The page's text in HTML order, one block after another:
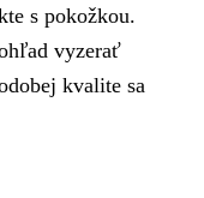
s pokožkou.
vyzerať
kvalite sa